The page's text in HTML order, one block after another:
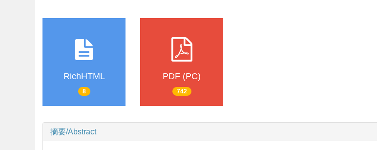
RichHTML
8
PDF (PC)
742
摘要/Abstract